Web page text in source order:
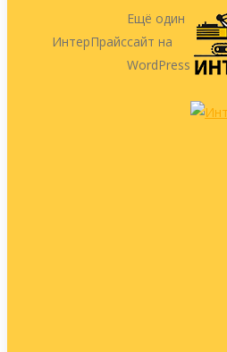
ИнтерПрайс
Ещё один
сайт на
WordPress